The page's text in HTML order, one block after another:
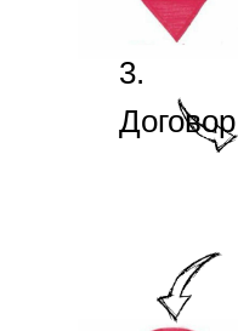
3.
Договор